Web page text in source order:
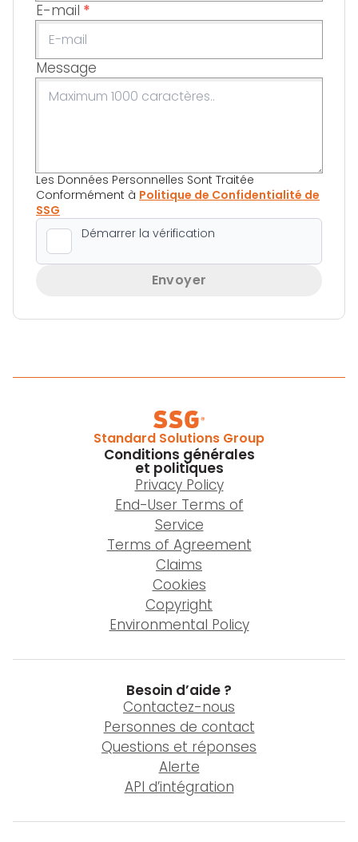
E-mail *
Message
Les Données Personnelles Sont Traitée
Conformément à Politique de Confidentialité de
SSG
Envoyer
Standard Solutions Group
Conditions générales
et politiques
Privacy Policy
End-User Terms of
Service
Terms of Agreement
Claims
Cookies
Copyright
Environmental Policy
Besoin d’aide ?
Contactez-nous
Personnes de contact
Questions et réponses
Alerte
API d’intégration